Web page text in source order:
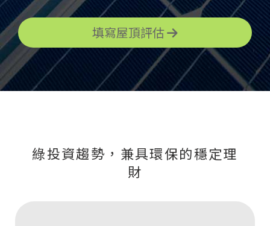
填寫屋頂評估
綠投資趨勢，兼具環保的穩定理
財